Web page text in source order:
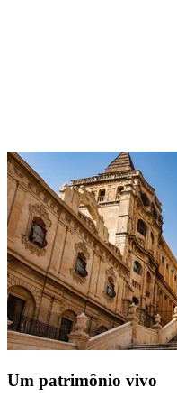
Um patrimônio vivo